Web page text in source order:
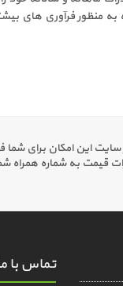
به منظور فرآوری های
این امکان برای شما
قیمت به شماره همراه
تماس با